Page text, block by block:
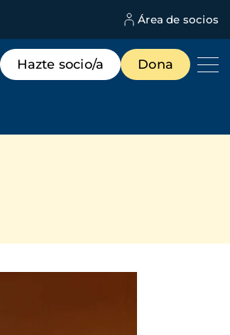
Área de socios
Menú
de
destacados
Hazte socio/a Dona